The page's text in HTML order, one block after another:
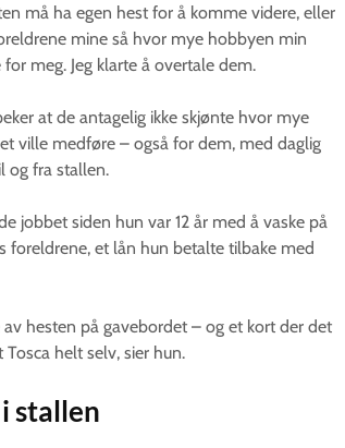
må ha egen hest for å komme videre, eller
mine så hvor mye hobbyen min
meg. Jeg klarte å overtale dem.
at de antagelig ikke skjønte hvor mye
ville medføre – også for dem, med daglig
og fra stallen.
jobbet siden hun var 12 år med å vaske på
foreldrene, et lån hun betalte tilbake med
hesten på gavebordet – og et kort der det
helt selv, sier hun.
stallen